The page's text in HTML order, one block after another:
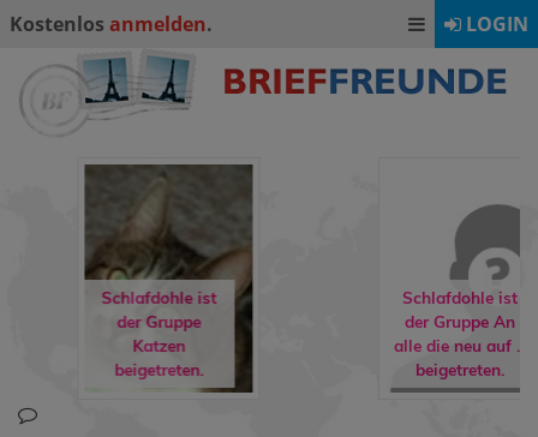
Kostenlos anmelden. LOGIN
Schlafdohle ist
der Gruppe
Katzen
beigetreten.
Schlafdohle ist
der GruppeAn
alle die neu auf ...
beigetreten.